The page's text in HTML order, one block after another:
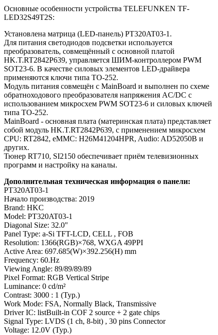
Основные особенности устройства TELEFUNKEN TF-
LED32S49T2S:
Установлена матрица (LED-панель) PT320AT03-1.
Для питания светодиодов подсветки используется
преобразователь, совмещённый с основной платой
HK.T.RT2842P639, управляется ШИМ-контроллером PWM
SOT23-6. В качестве силовых элементов LED-драйвера
применяются ключи типа TO-252.
Модуль питания совмещён с MainBoard и выполнен по схеме
обратноходового преобразователя напряжения AC/DC c
использованием микросхем PWM SOT23-6 и силовых ключей
типа TO-252.
MainBoard - основная плата (материнская плата) представляет
собой модуль HK.T.RT2842P639, с применением микросхем
CPU: RT2842, eMMC: H26M41204HPR, Audio: AD52050B и
других.
Тюнер RT710, SI2150 обеспечивает приём телевизионных
программ и настройку на каналы.
Дополнительная техническая информация о панели:
PT320AT03-1
Начало производства: 2019
Brand: HKC
Model: PT320AT03-1
Diagonal Size: 32.0"
Panel Type: a-Si TFT-LCD, CELL , FOB
Resolution: 1366(RGB)×768, WXGA 49PPI
Active Area: 697.685(W)×392.256(H) mm
Frequency: 60.Hz
Viewing Angle: 89/89/89/89
Pixel Format: RGB Vertical Stripe
Luminance: 0 cd/m²
Contrast: 3000 : 1 (Typ.)
Work Mode: FSA, Normally Black, Transmissive
Driver IC: listBuilt-in COF 2 source + 2 gate chips
Signal Type: LVDS (1 ch, 8-bit) , 30 pins Connector
Voltage: 12.0V (Typ.)